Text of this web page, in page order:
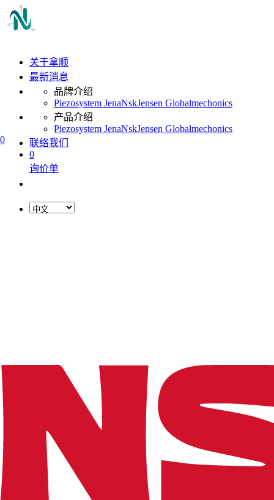
0
关于拿顺
最新消息
品牌介绍
Piezosystem JenaNskJensen Globalmechonics
产品介绍
Piezosystem JenaNskJensen Globalmechonics
联络我们
0
询价单